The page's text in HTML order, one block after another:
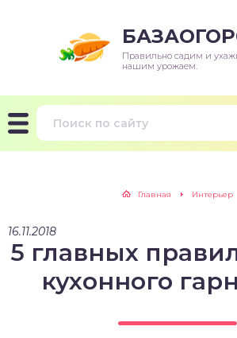
Правильно садим и
нашим урожаем.
Главная Интерьер
16.11.2018
5 главных
кухонного